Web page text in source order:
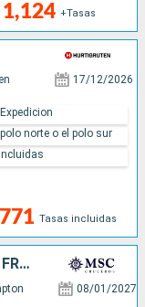
1,124 +Tasas
17/12/2026
Tasas incluidas
norte o el polo sur
ALEMANIA, BÉLGICA, PAISES BAJOS, FRANCIA, REINO UNIDO
08/01/2027